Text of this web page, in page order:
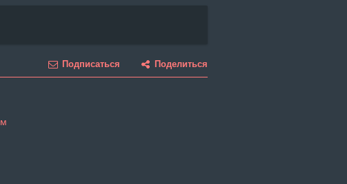
Подписаться Поделиться